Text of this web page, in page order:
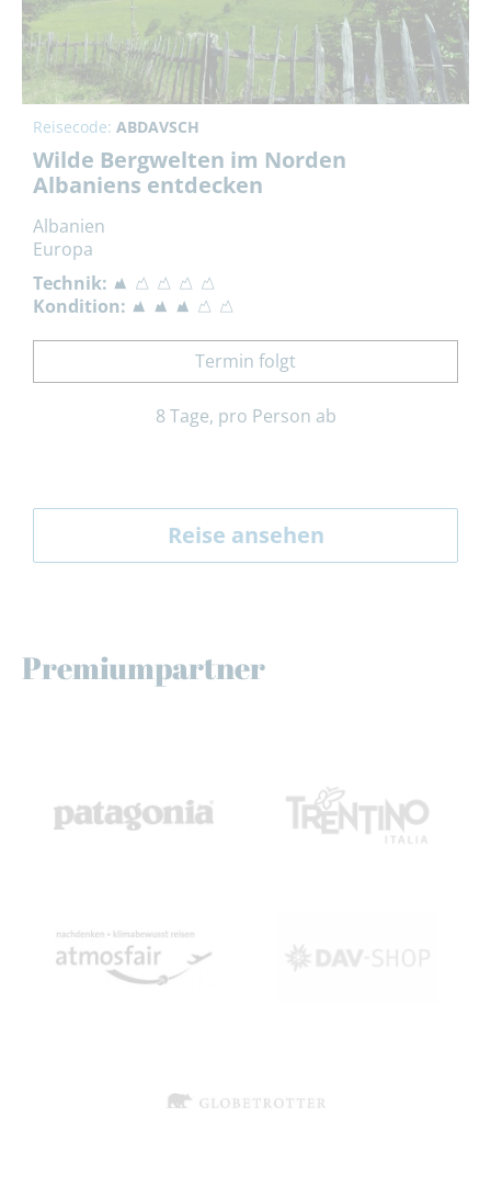
Reisecode: ABDAVSCH
Wilde Bergwelten im Norden
Albaniens entdecken
Albanien
Europa
Technik:
Kondition:
Termin folgt
8 Tage, pro Person ab
Reise ansehen
Premiumpartner